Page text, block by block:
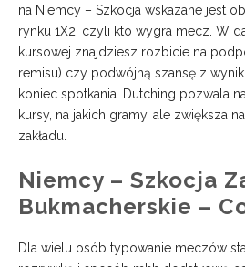
na Niemcy – Szkocja wskazane jest
rynku 1X2, czyli kto wygra mecz. W
kursowej znajdziesz rozbicie na
remisu) czy podwójną szansę z
koniec spotkania. Dutching pozwala
kursy, na jakich gramy, ale zwiększa
zakładu.
Niemcy – Szkocja
Bukmacherskie –
Dla wielu osób typowanie meczów